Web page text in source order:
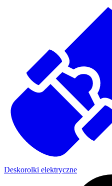
Deskorolki elektryczne